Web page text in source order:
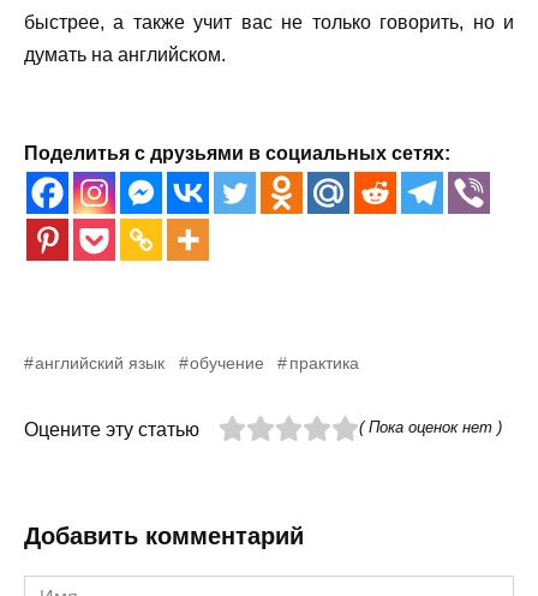
быстрее, а также учит вас не только говорить, но и
думать на английском.
Поделитья с друзьями в социальных сетях:
английский язык обучение практика
Оцените эту статью ( Пока оценок нет )
Добавить комментарий
Имя